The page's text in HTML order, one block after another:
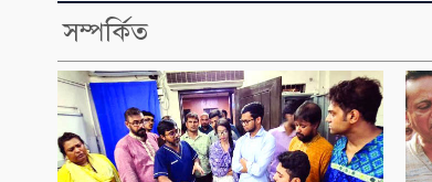
সম্পর্কিত